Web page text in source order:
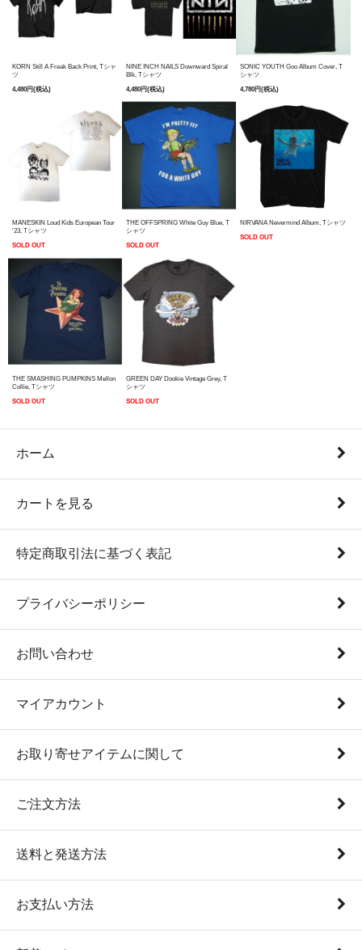
KORN Still A Freak Back Print, Tシャ
ツ
4,480円(税込)
NINE INCH NAILS Downward Spiral
Blk, Tシャツ
4,480円(税込)
SONIC YOUTH Goo Album Cover, T
シャツ
4,780円(税込)
MANESKIN Loud Kids European Tour
'23, Tシャツ
SOLD OUT
THE OFFSPRING White Guy Blue, T
シャツ
SOLD OUT
NIRVANA Nevermind Album, Tシャツ
SOLD OUT
THE SMASHING PUMPKINS Mellon
Collie, Tシャツ
SOLD OUT
GREEN DAY Dookie Vintage Grey, T
シャツ
SOLD OUT
ホーム
カートを見る
特定商取引法に基づく表記
プライバシーポリシー
お問い合わせ
マイアカウント
お取り寄せアイテムに関して
ご注文方法
送料と発送方法
お支払い方法